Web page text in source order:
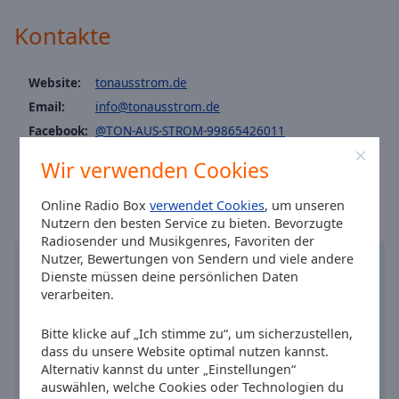
Wir verwenden Cookies
Online Radio Boxverwendet Cookies, um unseren
Nutzern den besten Service zu bieten. Bevorzugte
Radiosender und Musikgenres, Favoriten der
Nutzer, Bewertungen von Sendern und viele andere
Dienste müssen deine persönlichen Daten
verarbeiten.
Bitte klicke auf „Ich stimme zu“, um sicherzustellen,
dass du unsere Website optimal nutzen kannst.
Alternativ kannst du unter „Einstellungen“
auswählen, welche Cookies oder Technologien du
Background
Opacity
Family
Kontakte
Website:
tonausstrom.de
Email:
info@tonausstrom.de
Facebook: @TON-AUS-STROM-99865426011
Ortszeit in Krefeld
13:12 08.09.2026